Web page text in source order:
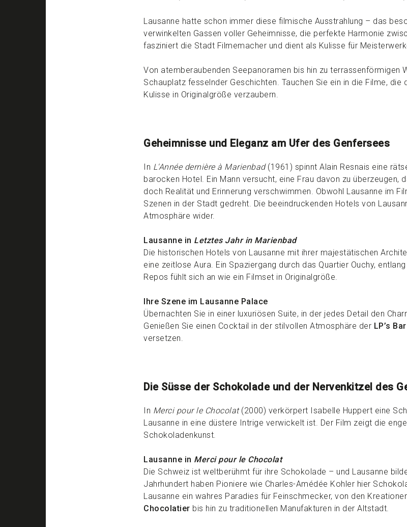
Lausanne hatte schon immer diese filmische Ausstrahlung – das
verwinkelten Gassen voller Geheimnisse, die perfekte Harmonie
fasziniert die Stadt Filmemacher und dient als Kulisse für
Von atemberaubenden Seepanoramen bis hin zu terrassenförmigen
Schauplatz fesselnder Geschichten. Tauchen Sie ein in die Filme,
Kulisse in Originalgröße verzaubern.
Geheimnisse und Eleganz am Ufer des Genfersees
In L'Année dernière à Marienbad(1961) spinnt Alain Resnais eine
barocken Hotel. Ein Mann versucht, eine Frau davon zu
doch Realität und Erinnerung verschwimmen. Obwohl Lausanne im
Szenen in der Stadt gedreht. Die beeindruckenden Hotels von
Atmosphäre wider.
Lausanne in Letztes Jahr in Marienbad
Die historischen Hotels von Lausanne mit ihrer majestätischen
eine zeitlose Aura. Ein Spaziergang durch das Quartier Ouchy,
Repos fühlt sich an wie ein Filmset in Originalgröße.
Ihre Szene im Lausanne Palace
Übernachten Sie in einer luxuriösen Suite, in der jedes Detail den
Genießen Sie einen Cocktail in der stilvollen Atmosphäre der LP’s Bar
versetzen.
Die Süsse der Schokolade und der Nervenkitzel des
In Merci pour le Chocolat(2000) verkörpert Isabelle Huppert eine
Lausanne in eine düstere Intrige verwickelt ist. Der Film zeigt die
Schokoladenkunst.
Lausanne in Merci pour le Chocolat
Die Schweiz ist weltberühmt für ihre Schokolade – und Lausanne
Jahrhundert haben Pioniere wie Charles-Amédée Kohler hier
Lausanne ein wahres Paradies für Feinschmecker, von den
Chocolatier bis hin zu traditionellen Manufakturen in der Altstadt.